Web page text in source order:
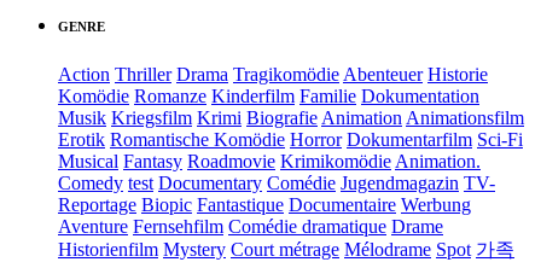
GENRE
Action Thriller Drama Tragikomödie Abenteuer Historie
Komödie Romanze Kinderfilm Familie Dokumentation
Musik Kriegsfilm Krimi Biografie Animation Animationsfilm
Erotik Romantische Komödie Horror Dokumentarfilm Sci-Fi
Musical Fantasy Roadmovie Krimikomödie Animation.
Comedy test Documentary Comédie Jugendmagazin TV-
Reportage Biopic Fantastique Documentaire Werbung
Aventure Fernsehfilm Comédie dramatique Drame
Historienfilm Mystery Court métrage Mélodrame Spot 가족